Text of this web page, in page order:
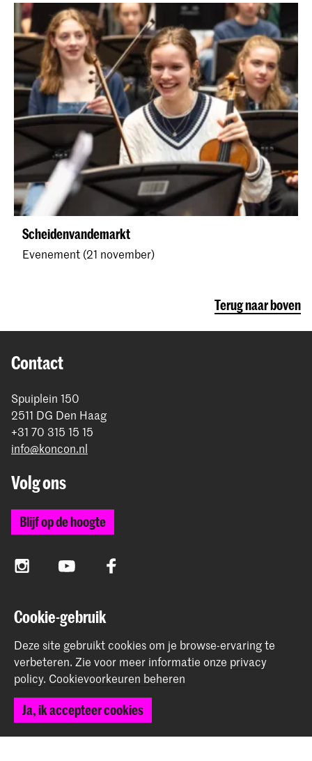
Scheidenvandemarkt
Evenement (21 november)
Terug naar boven
Contact
Spuiplein 150
2511 DG Den Haag
+31 70 315 15 15
info@koncon.nl
Volg ons
Blijf op de hoogte
InstagramYouTube Facebook
Het Koninklijk Conservatorium en de Koninklijke
Academie van Beeldende Kunsten vormen samen
Hogeschool der Kunsten Den Haag.
© 2025 - 2026 Koninklijk Conservatorium |privacy beleid|
Cookie-gebruik
Deze site gebruikt cookies om je browse-ervaring te
verbeteren. Zie voor meer informatie onze privacy
policy. Cookievoorkeuren beheren
Ja, ik accepteer cookies